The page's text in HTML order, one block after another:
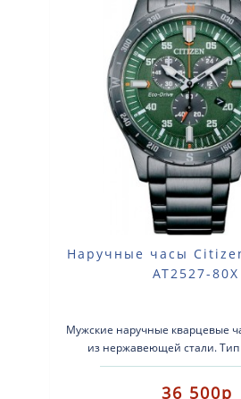
Наручные часы
AT2527-80X
Мужские наручные кварцевые
из нержавеющей стали.
кварцевые. Система Eco-Drive
36 500р